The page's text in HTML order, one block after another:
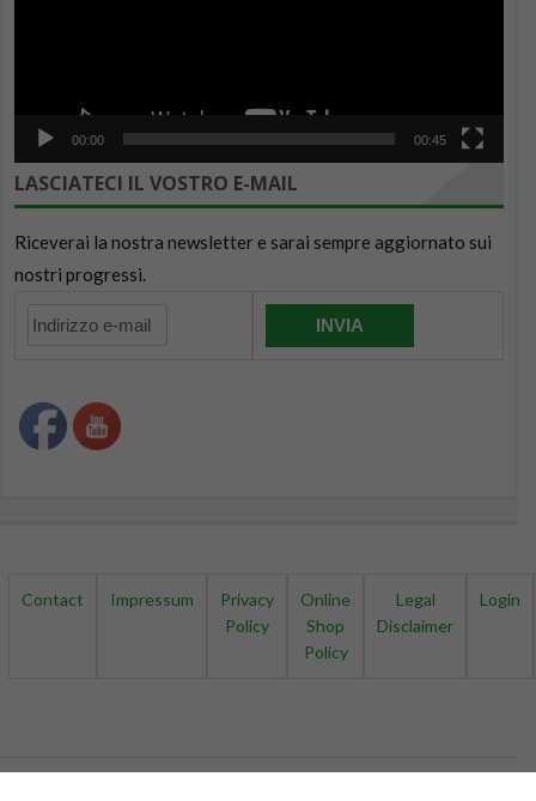
00:00 00:45
LASCIATECI IL VOSTRO E-MAIL
Contact Impressum
Privacy
Policy
Online
Shop
Policy
Legal
Disclaimer
Login